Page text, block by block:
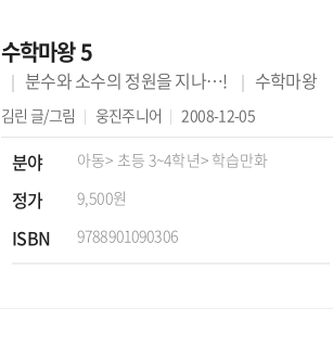
수학마왕 5
분수와 소수의 정원을 지나…! 수학마왕
김린 글/그림 웅진주니어 2008-12-05
분야 아동> 초등 3~4학년> 학습만화
정가 9,500원
ISBN 9788901090306